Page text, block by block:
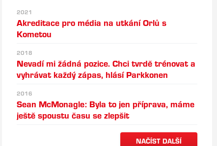
2021
Akreditace pro média na utkání Orlů s
Kometou
2018
Nevadí mi žádná pozice. Chci tvrdě trénovat a
vyhrávat každý zápas, hlásí Parkkonen
2016
Sean McMonagle: Byla to jen příprava, máme
ještě spoustu času se zlepšit
NAČÍST DALŠÍ